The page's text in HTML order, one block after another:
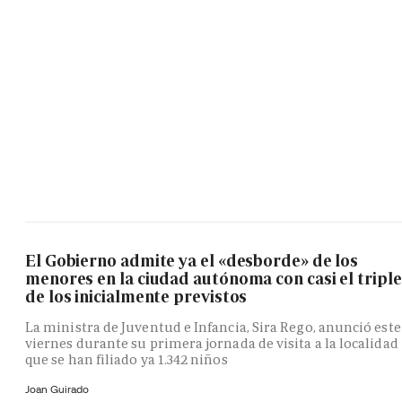
El Gobierno admite ya el «desborde» de los
menores en la ciudad autónoma con casi el triple
de los inicialmente previstos
La ministra de Juventud e Infancia, Sira Rego, anunció este
viernes durante su primera jornada de visita a la localidad
que se han filiado ya 1.342 niños
Joan Guirado